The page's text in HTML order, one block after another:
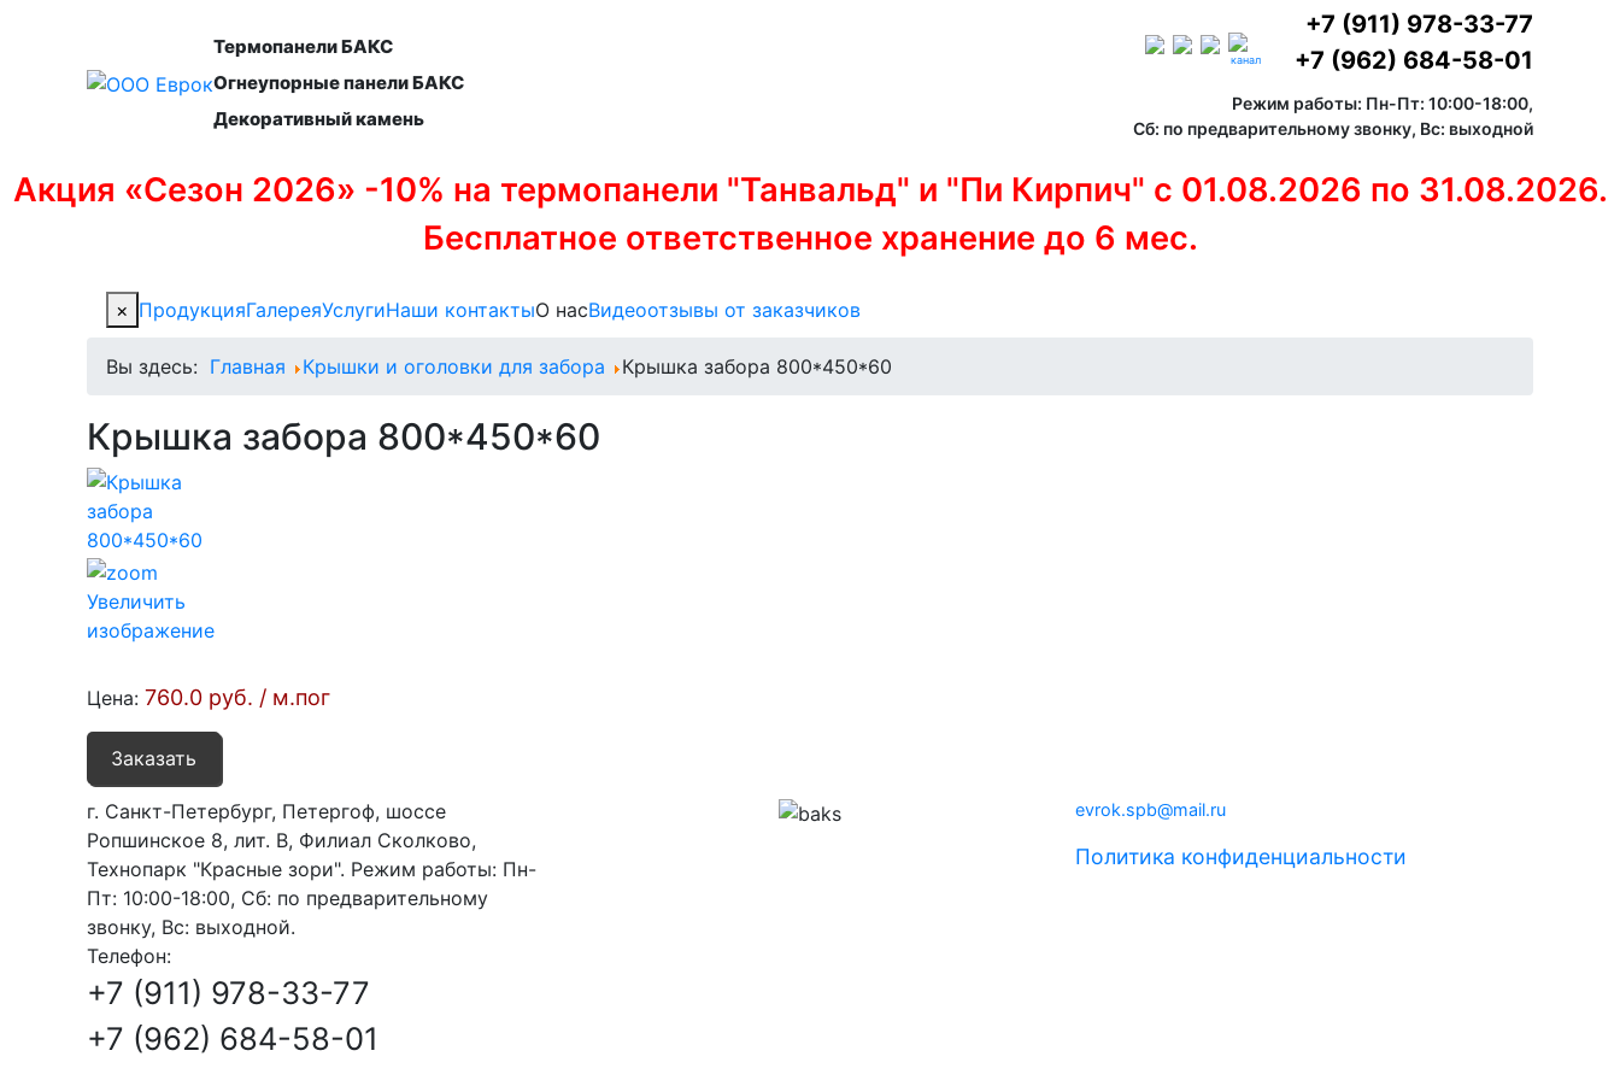
Термопанели БАКС
Огнеупорные панели БАКС
Декоративный камень
канал
+7 (911) 978-33-77
+7 (962) 684-58-01
Режим работы: Пн-Пт: 10:00-18:00,
Сб: по предварительному звонку, Вс: выходной
Акция «Сезон 2026» -10% на термопанели "Танвальд" и "Пи Кирпич" с 01.08.2026 по 31.08.2026.
Бесплатное ответственное хранение до 6 мес.
× ПродукцияГалереяУслугиНаши контактыО насВидеоотзывы от заказчиков
Вы здесь: Главная Крышки и оголовки для забора Крышка забора 800*450*60
Крышка забора 800*450*60
Увеличить
изображение
Цена: 760.0 руб. / м.пог
Заказать
г. Санкт-Петербург, Петергоф, шоссе
Ропшинское 8, лит. В, Филиал Сколково,
Технопарк "Красные зори". Режим работы: Пн-
Пт: 10:00-18:00, Сб: по предварительному
звонку, Вс: выходной.
Телефон:
+7 (911) 978-33-77
+7 (962) 684-58-01‬
evrok.spb@mail.ru
Политика конфиденциальности